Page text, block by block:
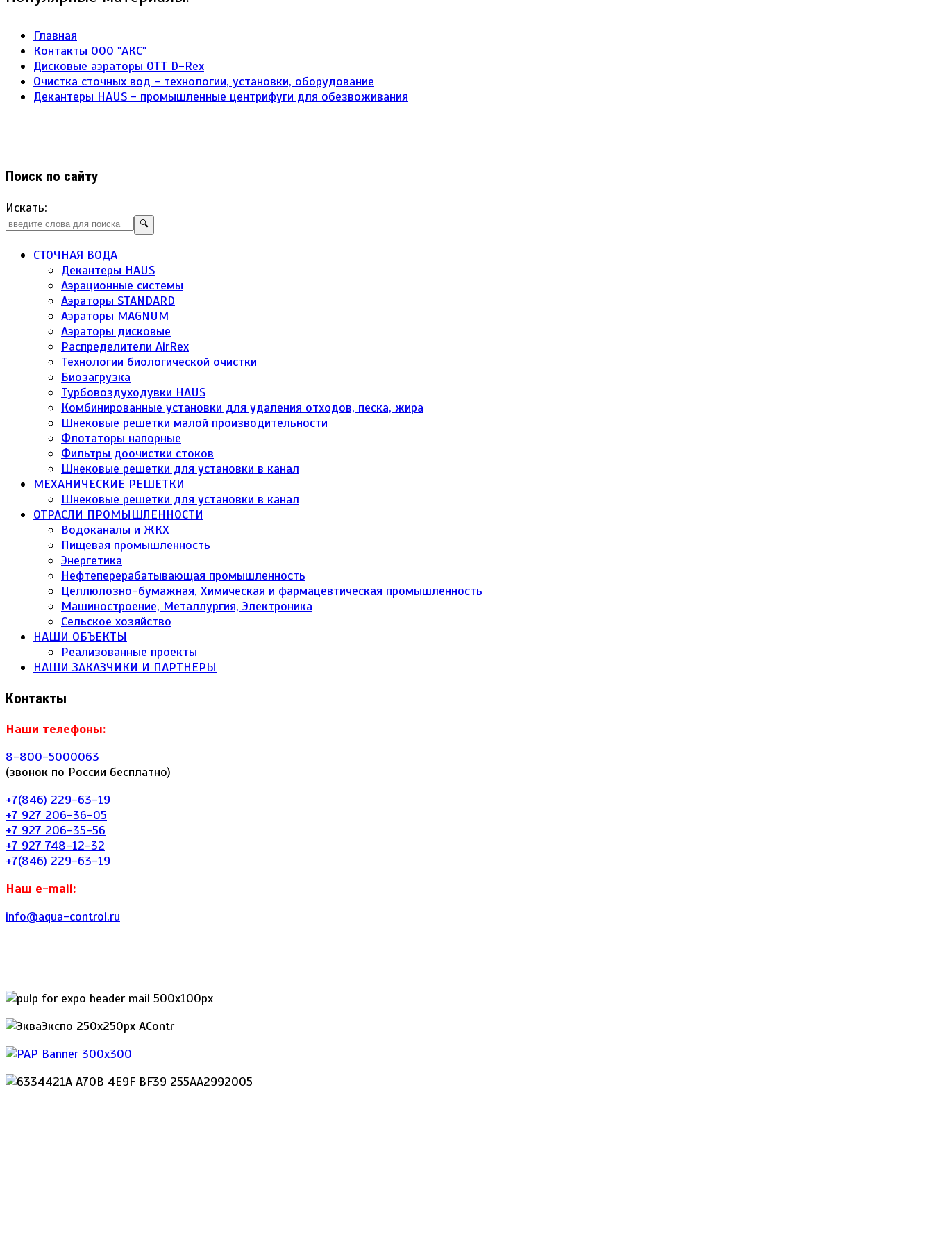
Главная
Контакты ООО "АКС"
Дисковые аэраторы ОТТ D-Rex
Очистка сточных вод - технологии, установки, оборудование
Декантеры HAUS - промышленные центрифуги для обезвоживания
Поиск по сайту
Искать:
🔍
СТОЧНАЯ ВОДА
Декантеры HAUS
Аэрационные системы
Аэраторы STANDARD
Аэраторы MAGNUM
Аэраторы дисковые
Распределители AirRex
Технологии биологической очистки
Биозагрузка
Турбовоздуходувки HAUS
Комбинированные установки для удаления отходов, песка, жира
Шнековые решетки малой производительности
Флотаторы напорные
Фильтры доочистки стоков
Шнековые решетки для установки в канал
МЕХАНИЧЕСКИЕ РЕШЕТКИ
Шнековые решетки для установки в канал
ОТРАСЛИ ПРОМЫШЛЕННОСТИ
Водоканалы и ЖКХ
Пищевая промышленность
Энергетика
Нефтеперерабатывающая промышленность
Целлюлозно-бумажная, Химическая и фармацевтическая промышленность
Машиностроение, Металлургия, Электроника
Сельское хозяйство
НАШИ ОБЪЕКТЫ
Реализованные проекты
НАШИ ЗАКАЗЧИКИ И ПАРТНЕРЫ
Контакты
Наши телефоны:
8-800-5000063
(звонок по России бесплатно)
+7(846) 229-63-19
+7 927 206-36-05
+7 927 206-35-56
+7 927 748-12-32
+7(846) 229-63-19
Наш e-mail:
info@aqua-control.ru